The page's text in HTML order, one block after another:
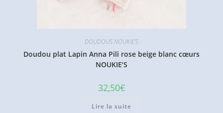
DOUDOUS NOUKIE'S
Doudou plat Lapin Anna Pili rose beige blanc cœurs
NOUKIE’S
32,50€
Lire la suite